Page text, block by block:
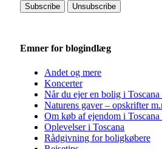
Emner for blogindlæg
Andet og mere
Koncerter
Når du ejer en bolig i
Naturens gaver – opskrifter
Om køb af ejendom i
Oplevelser i Toscana
Rådgivning for boligkøbere